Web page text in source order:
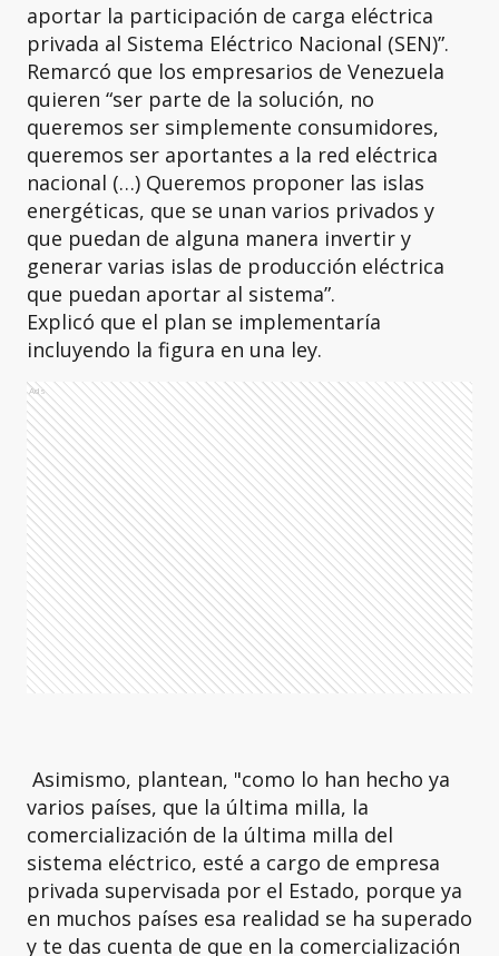
aportar la participación de carga eléctrica
privada al Sistema Eléctrico Nacional (SEN)”.
Remarcó que los empresarios de Venezuela
quieren “ser parte de la solución, no
queremos ser simplemente consumidores,
queremos ser aportantes a la red eléctrica
nacional (…) Queremos proponer las islas
energéticas, que se unan varios privados y
que puedan de alguna manera invertir y
generar varias islas de producción eléctrica
que puedan aportar al sistema”.
Explicó que el plan se implementaría
incluyendo la figura en una ley.
Ads
Asimismo, plantean, "como lo han hecho ya
varios países, que la última milla, la
comercialización de la última milla del
sistema eléctrico, esté a cargo de empresa
privada supervisada por el Estado, porque ya
en muchos países esa realidad se ha superado
y te das cuenta de que en la comercialización